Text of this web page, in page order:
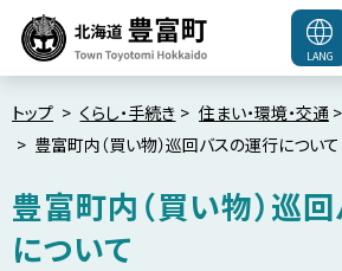
へ
メ
ー
へ
北海道豊富町Town
LANG
トップ くらし・手続き 住まい・環境・交通
豊富町内（買い物）巡回バスの運行について
豊富町内（買い物）巡
について